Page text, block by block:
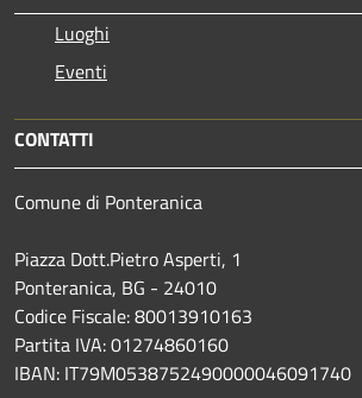
Luoghi
Eventi
CONTATTI
Comune di Ponteranica
Piazza Dott.Pietro Asperti, 1
Ponteranica, BG - 24010
Codice Fiscale: 80013910163
Partita IVA: 01274860160
IBAN: IT79M0538752490000046091740